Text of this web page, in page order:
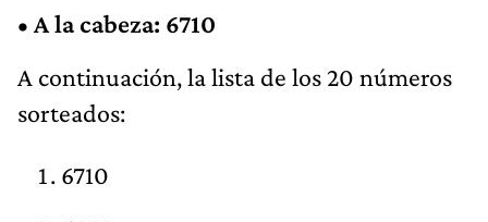
• A la cabeza: 6710
A continuación, la lista de los 20 números
sorteados:
6710